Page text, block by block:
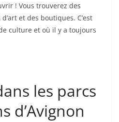
! Vous trouverez des
et des boutiques. C’est
culture et où il y a toujours
les parcs
d’Avignon